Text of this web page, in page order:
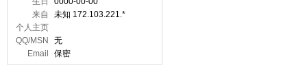
来自
未知 172.103.221.*
个人主页
QQ/MSN
无
Email
保密